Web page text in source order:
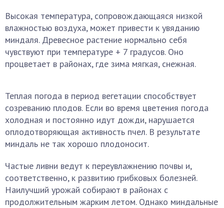
Высокая температура, сопровождающаяся низкой
влажностью воздуха, может привести к увяданию
миндаля. Древесное растение нормально себя
чувствуют при температуре + 7 градусов. Оно
процветает в районах, где зима мягкая, снежная.
Теплая погода в период вегетации способствует
созреванию плодов. Если во время цветения погода
холодная и постоянно идут дожди, нарушается
оплодотворяющая активность пчел. В результате
миндаль не так хорошо плодоносит.
Частые ливни ведут к переувлажнению почвы и,
соответственно, к развитию грибковых болезней.
Наилучший урожай собирают в районах с
продолжительным жарким летом. Однако миндальные